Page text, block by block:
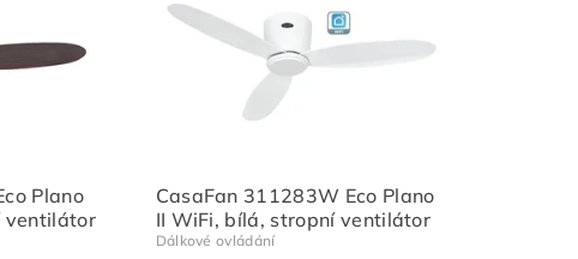
Plano
ventilátor
CasaFan 311283W Eco Plano
II WiFi, bílá, stropní ventilátor
Dálkové ovládání